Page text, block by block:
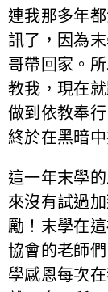
連我那多年
訊了，因為
哥帶回家。
教我，現在
做到依教奉
終於在黑暗
這一年末學
來沒有試過
勵！末學在
協會的老師
學感恩每次